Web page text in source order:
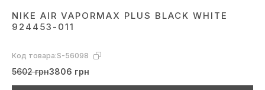
NIKE AIR VAPORMAX PLUS BLACK WHITE
924453-011
Код товара:S-56098
5602 грн3806 грн